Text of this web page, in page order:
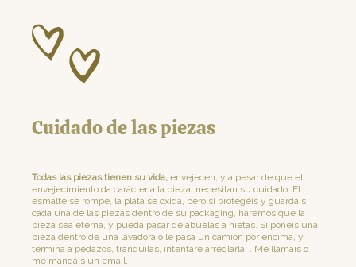
Cuidado de las piezas
Todas las piezas tienen su vida, envejecen, y a pesar de que el
envejecimiento da carácter a la pieza, necesitan su cuidado. El
esmalte se rompe, la plata se oxida, pero si protegéis y guardáis
cada una de las piezas dentro de su packaging, haremos que la
pieza sea eterna, y pueda pasar de abuelas a nietas. Si ponéis una
pieza dentro de una lavadora o le pasa un camión por encima, y
termina a pedazos, tranquilas, intentaré arreglarla. . Me llamáis o
me mandáis un email.